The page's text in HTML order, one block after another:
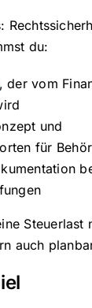
du:
, der vom
und
für
Steuerlast
auch